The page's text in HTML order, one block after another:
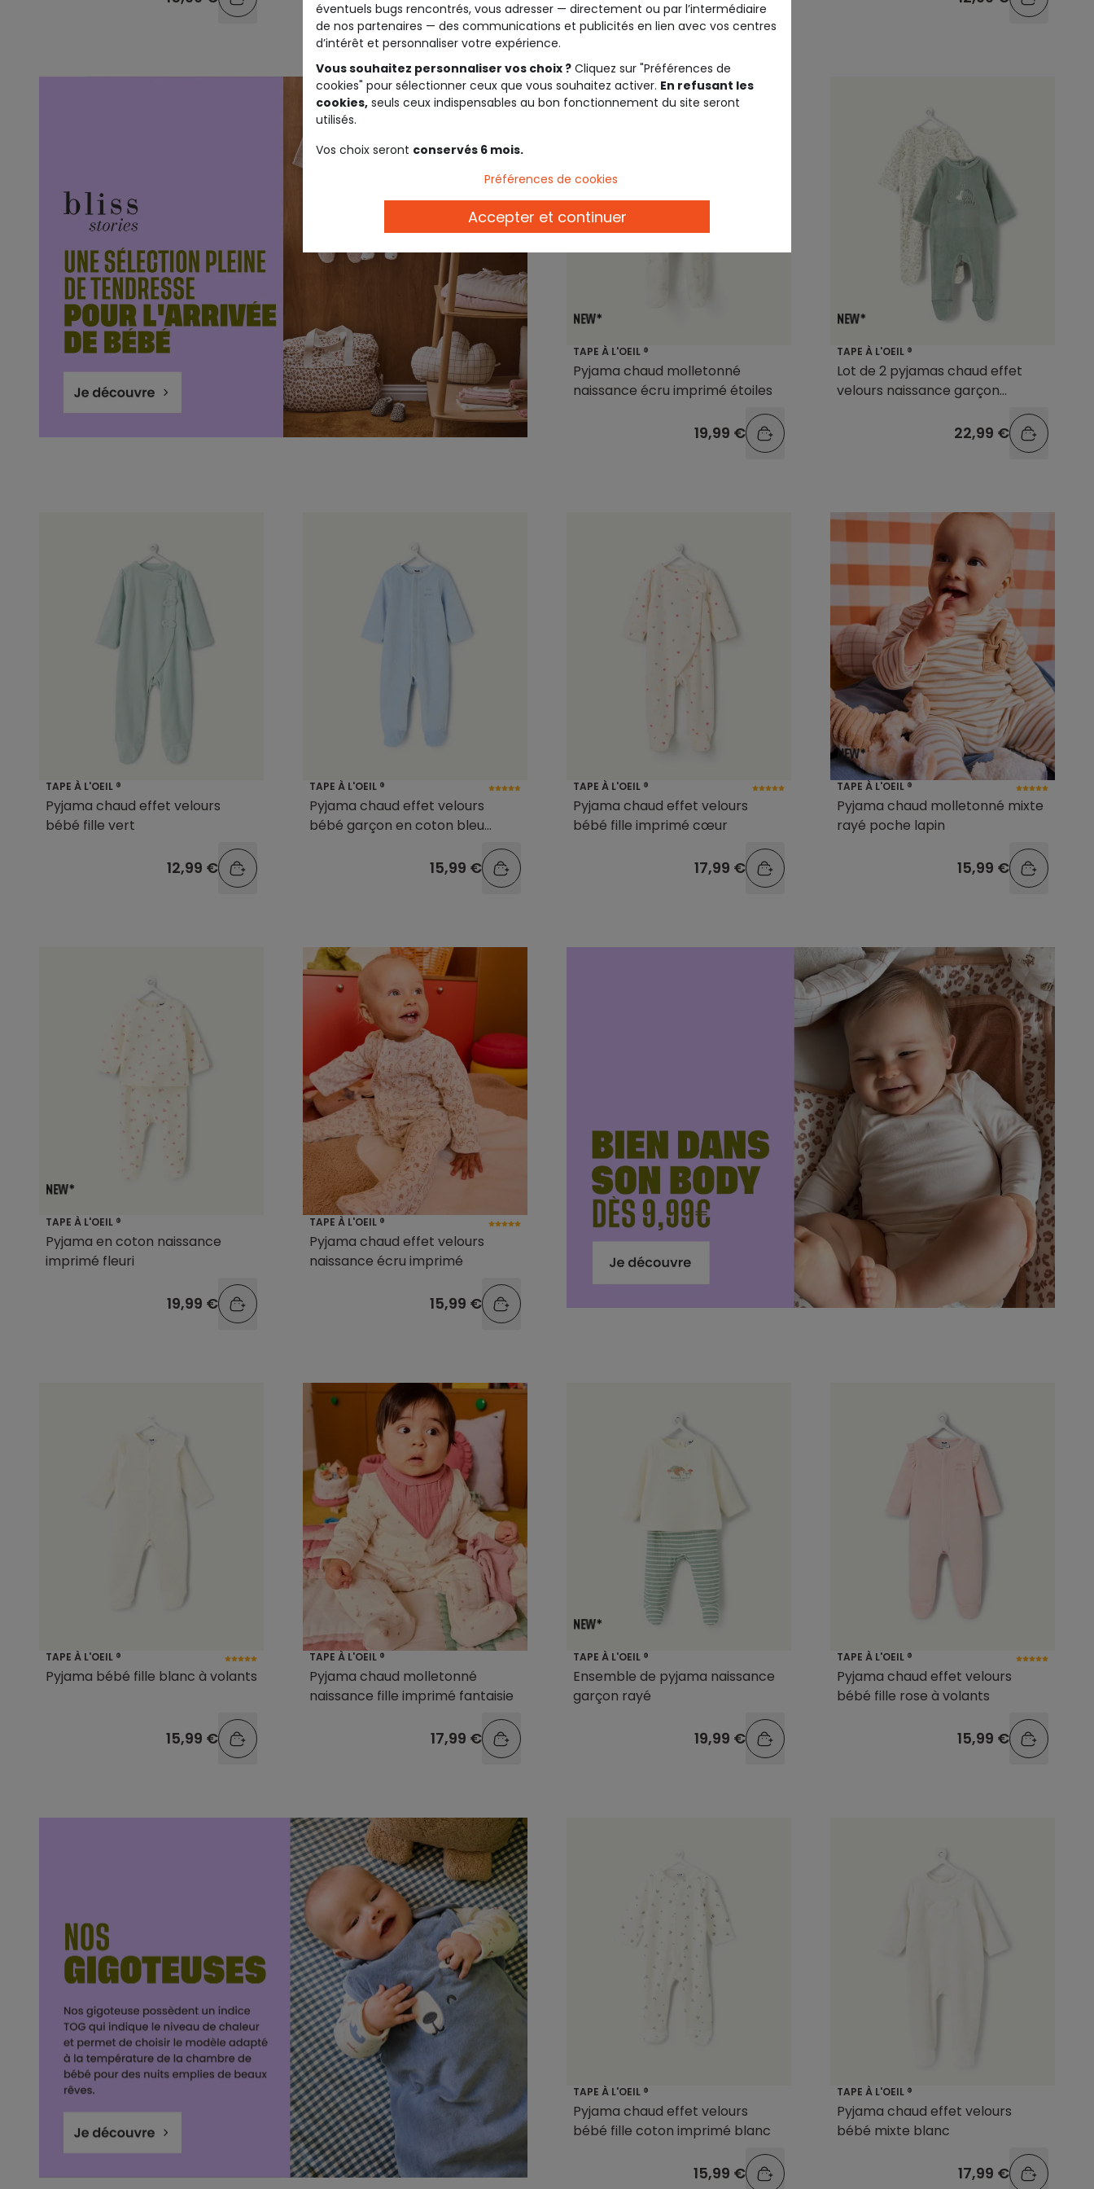
TAPE À L'OEIL ®
Pyjama chaud molletonné
naissance écru imprimé étoiles
19,99 €
TAPE À L'OEIL ®
Lot de 2 pyjamas chaud effet
velours naissance garçon
22,99 €
TAPE À L'OEIL ®
Pyjama chaud effet velours
bébé fille vert
12,99 €
TAPE À L'OEIL ®
Pyjama chaud effet velours
bébé garçon en coton bleu
15,99 €
TAPE À L'OEIL ®
Pyjama chaud effet velours
bébé fille imprimé cœur
17,99 €
TAPE À L'OEIL ®
Pyjama chaud molletonné mixte
rayé poche lapin
15,99 €
TAPE À L'OEIL ®
Pyjama en coton naissance
imprimé fleuri
19,99 €
TAPE À L'OEIL ®
Pyjama chaud effet velours
naissance écru imprimé
15,99 €
TAPE À L'OEIL ®
Pyjama bébé fille blanc à volants
15,99 €
TAPE À L'OEIL ®
Pyjama chaud molletonné
naissance fille imprimé fantaisie
17,99 €
TAPE À L'OEIL ®
Ensemble de pyjama naissance
garçon rayé
19,99 €
TAPE À L'OEIL ®
Pyjama chaud effet velours
bébé fille rose à volants
15,99 €
TAPE À L'OEIL ®
Pyjama chaud effet velours
bébé fille coton imprimé blanc
15,99 €
TAPE À L'OEIL ®
Pyjama chaud effet velours
bébé mixte blanc
17,99 €
éventuels bugs rencontrés, vous adresser — directement ou par l’intermédiaire
de nos partenaires — des communications et publicités en lien avec vos centres
d’intérêt et personnaliser votre expérience.
Vous souhaitez personnaliser vos choix ? Cliquez sur "Préférences de
cookies" pour sélectionner ceux que vous souhaitez activer. En refusant les
cookies, seuls ceux indispensables au bon fonctionnement du site seront
utilisés.
Vos choix seront conservés 6 mois.
Préférences de cookies
Accepter et continuer